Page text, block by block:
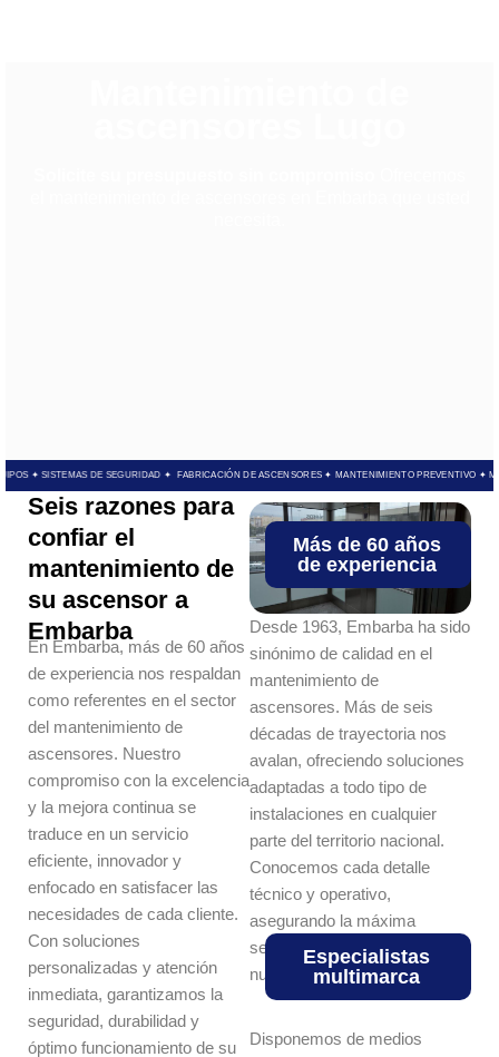
✦ SISTEMAS DE SEGURIDAD ✦FABRICACIÓN DE ASCENSORES ✦ MANTENIMIENTO
Seis razones para
confiar el
mantenimiento de
su ascensor a
Embarba
En Embarba, más de 60 años
de experiencia nos respaldan
como referentes en el sector
del mantenimiento de
ascensores. Nuestro
compromiso con la excelencia
y la mejora continua se
traduce en un servicio
eficiente, innovador y
enfocado en satisfacer las
necesidades de cada cliente.
Con soluciones
personalizadas y atención
inmediata, garantizamos la
seguridad, durabilidad y
óptimo funcionamiento de su
Más de 60 años
de experiencia
Desde 1963, Embarba ha sido
sinónimo de calidad en el
mantenimiento de
ascensores. Más de seis
décadas de trayectoria nos
avalan, ofreciendo soluciones
adaptadas a todo tipo de
instalaciones en cualquier
parte del territorio nacional.
Conocemos cada detalle
técnico y operativo,
asegurando la máxima
seguridad y eficiencia para
nuestros clientes.
Especialistas
multimarca
Disponemos de medios